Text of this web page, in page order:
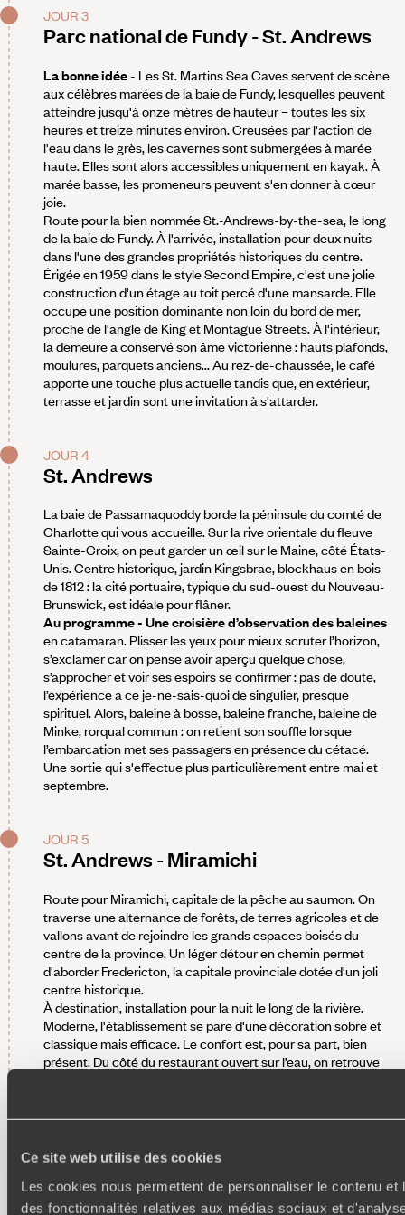
Ce site web utilise des cookies
Les cookies nous permettent de personnaliser le contenu et
des fonctionnalités relatives aux médias sociaux et
JOUR 3
Parc national de Fundy - St. Andrews
La bonne idée- Les St. Martins Sea Caves servent de scène
aux célèbres marées de la baie de Fundy, lesquelles peuvent
atteindre jusqu'à onze mètres de hauteur – toutes les six
heures et treize minutes environ. Creusées par l'action de
l'eau dans le grès, les cavernes sont submergées à marée
haute. Elles sont alors accessibles uniquement en kayak. À
marée basse, les promeneurs peuvent s'en donner à cœur
joie.
Route pour la bien nommée St.-Andrews-by-the-sea, le long
de la baie de Fundy. À l'arrivée, installation pour deux nuits
dans l'une des grandes propriétés historiques du centre.
Érigée en 1959 dans le style Second Empire, c'est une jolie
construction d'un étage au toit percé d'une mansarde. Elle
occupe une position dominante non loin du bord de mer,
proche de l'angle de King et Montague Streets. À l'intérieur,
la demeure a conservé son âme victorienne : hauts plafonds,
moulures, parquets anciens... Au rez-de-chaussée, le café
apporte une touche plus actuelle tandis que, en extérieur,
terrasse et jardin sont une invitation à s'attarder.
JOUR 4
St. Andrews
La baie de Passamaquoddy borde la péninsule du comté de
Charlotte qui vous accueille. Sur la rive orientale du fleuve
Sainte-Croix, on peut garder un œil sur le Maine, côté États-
Unis. Centre historique, jardin Kingsbrae, blockhaus en bois
de 1812 : la cité portuaire, typique du sud-ouest du Nouveau-
Brunswick, est idéale pour flâner.
Au programme - Une croisière d’observation des baleines
en catamaran. Plisser les yeux pour mieux scruter l’horizon,
s’exclamer car on pense avoir aperçu quelque chose,
s’approcher et voir ses espoirs se confirmer : pas de doute,
l’expérience a ce je-ne-sais-quoi de singulier, presque
spirituel. Alors, baleine à bosse, baleine franche, baleine de
Minke, rorqual commun : on retient son souffle lorsque
l’embarcation met ses passagers en présence du cétacé.
Une sortie qui s'effectue plus particulièrement entre mai et
septembre.
JOUR 5
St. Andrews - Miramichi
Route pour Miramichi, capitale de la pêche au saumon. On
traverse une alternance de forêts, de terres agricoles et de
vallons avant de rejoindre les grands espaces boisés du
centre de la province. Un léger détour en chemin permet
d'aborder Fredericton, la capitale provinciale dotée d'un joli
centre historique.
À destination, installation pour la nuit le long de la rivière.
Moderne, l'établissement se pare d'une décoration sobre et
classique mais efficace. Le confort est, pour sa part, bien
présent. Du côté du restaurant ouvert sur l’eau, on retrouve
sérieusement appareillée viennent parfaire les équipements
À voir, à faire- Remonter le temps avec les guides en
Beaubears ; flâner au parc du quai Ritchie ou de French Fort
Cove ; tout apprendre sur les immigrants irlandais à l'île